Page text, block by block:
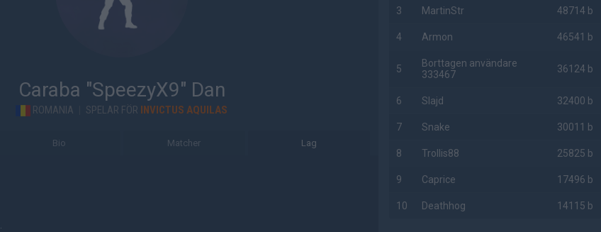
Caraba "SpeezyX9" Dan
ROMANIA SPELAR FÖR INVICTUS AQUILAS
Bio Matcher Lag
.
3 MartinStr 48714 b
4 Armon 46541 b
5
Borttagen användare
333467
36124 b
6 Slajd 32400 b
7 Snake 30011 b
8 Trollis88 25825 b
9 Caprice 17496 b
10 Deathhog 14115 b